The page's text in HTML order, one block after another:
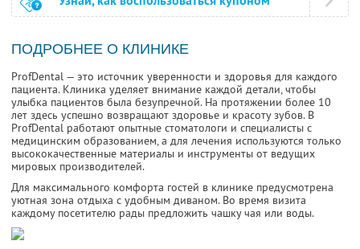
ПОДРОБНЕЕ О КЛИНИКЕ
ProfDental — это источник уверенности и здоровья для каждого
пациента. Клиника уделяет внимание каждой детали, чтобы
улыбка пациентов была безупречной. На протяжении более 10
лет здесь успешно возвращают здоровье и красоту зубов. В
ProfDental работают опытные стоматологи и специалисты с
медицинским образованием, а для лечения используются только
высококачественные материалы и инструменты от ведущих
мировых производителей.
Для максимального комфорта гостей в клинике предусмотрена
уютная зона отдыха с удобным диваном. Во время визита
каждому посетителю рады предложить чашку чая или воды.